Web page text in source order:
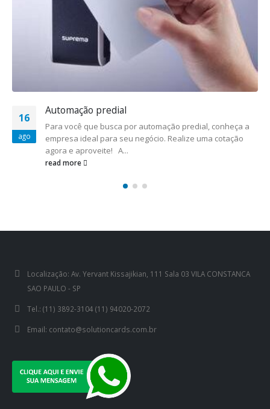
18
nov
Automação residencial iluminação
Procurando por automação residencial iluminação?
Acaba de encontrar uma empresa líder no
Entre em contato agora mesmo e faça...
read more
Localização: Av. Yervant Kissajikian, 111 Sala 03 VILA CONSTANCA
SAO PAULO - SP
Tel.: (11) 3892-3104 (11) 94020-2072
Email: contato@solutioncards.com.br